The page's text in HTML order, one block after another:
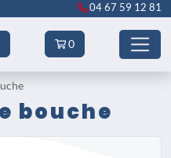
04 67 59 12 81
0
bouche